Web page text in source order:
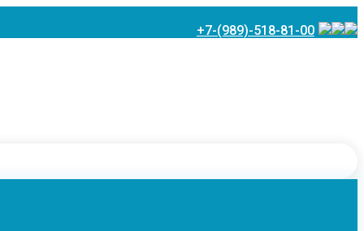
+7-(989)-518-81-00